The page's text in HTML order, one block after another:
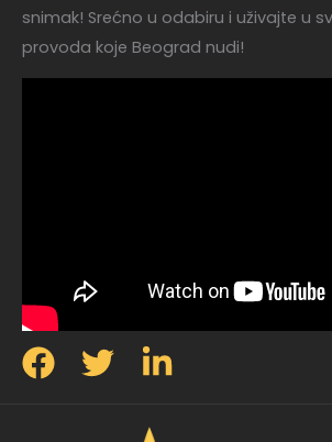
snimak! Srećno u odabiru i uživajte u
provoda koje Beograd nudi!